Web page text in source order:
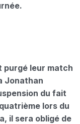
purgé leur match
Jonathan
du fait
lors du
il sera obligé de